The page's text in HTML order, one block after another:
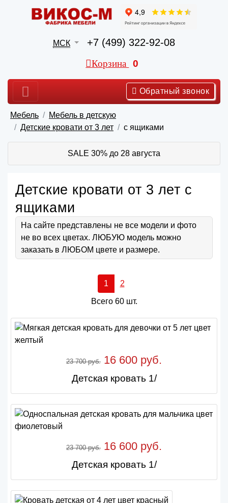
МСК +7 (499) 322-92-08
Корзина 0
Обратный звонок
Мебель
Мебель в детскую
Детские кровати от 3 лет
с ящиками
SALE 30% до 28 августа
Детские кровати от 3 лет с
ящиками
На сайте представлены не все модели и фото
не во всех цветах. ЛЮБУЮ модель можно
заказать в ЛЮБОМ цвете и размере.
1 2
Всего 60 шт.
23 700 руб. 16 600 руб.
Детская кровать 1/
23 700 руб. 16 600 руб.
Детская кровать 1/